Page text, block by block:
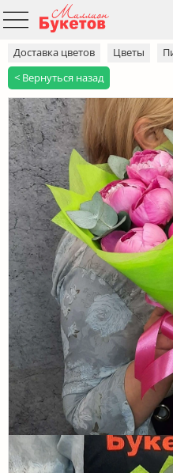
Доставка цветов Цветы
< Вернуться назад